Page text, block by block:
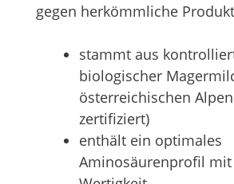
gegen herkömmliche
stammt aus
biologischer
österreichischen
zertifiziert)
enthält ein optimales
Aminosäurenprofil